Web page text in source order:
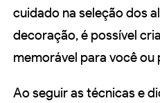
cuidado na seleção dos
decoração, é possível
memorável para você ou
Ao seguir as técnicas e